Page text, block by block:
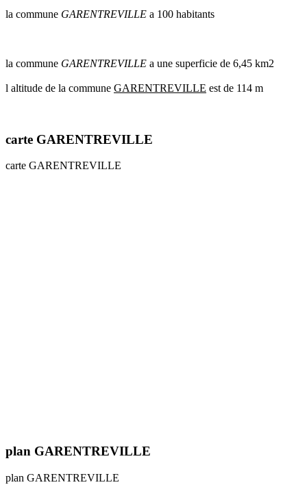
val
communes
radar
la commune GARENTREVILLE a 100 habitants
la commune GARENTREVILLE a une superficie de 6,45 km2
l altitude de la commune GARENTREVILLE est de 114 m
carte GARENTREVILLE
carte GARENTREVILLE
plan GARENTREVILLE
plan GARENTREVILLE